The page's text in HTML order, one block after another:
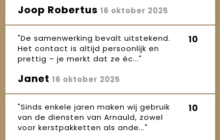
Joop Robertus 16 oktober 2025
"De samenwerking bevalt uitstekend.
Het contact is altijd persoonlijk en
prettig – je merkt dat ze éc..."
10
Janet 16 oktober 2025
"Sinds enkele jaren maken wij gebruik
van de diensten van Arnauld, zowel
voor kerstpakketten als ande..."
10